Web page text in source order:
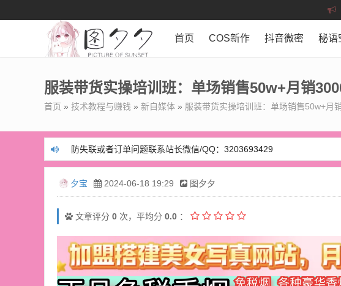
首页 COS新作 抖音微密 秘语
服装带货实操培训班：单场销售50w+月销
首页 » 技术教程与赚钱 » 新自媒体 » 服装带货实操培训班：单场销售50w+月
防失联或者订单问题联系站长微信/QQ：3203693429
夕宝 2024-06-18 19:29 图夕夕
文章评分 0 次，平均分 0.0 ：